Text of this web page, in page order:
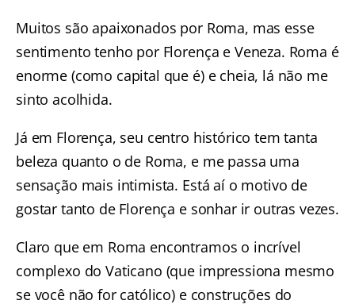
Muitos são apaixonados por Roma, mas esse
sentimento tenho por Florença e Veneza. Roma é
enorme (como capital que é) e cheia, lá não me
sinto acolhida.
Já em Florença, seu centro histórico tem tanta
beleza quanto o de Roma, e me passa uma
sensação mais intimista. Está aí o motivo de
gostar tanto de Florença e sonhar ir outras vezes.
Claro que em Roma encontramos o incrível
complexo do Vaticano (que impressiona mesmo
se você não for católico) e construções do